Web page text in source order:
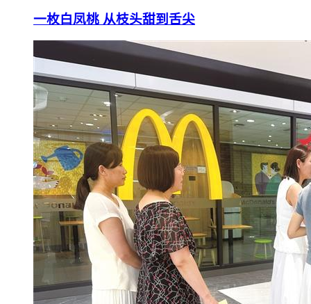
一枚白凤桃 从枝头甜到舌尖